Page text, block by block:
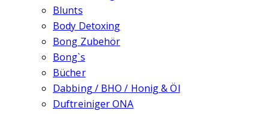
Blunts
Body Detoxing
Bong Zubehör
Bong`s
Bücher
Dabbing / BHO / Honig & Öl
Duftreiniger ONA